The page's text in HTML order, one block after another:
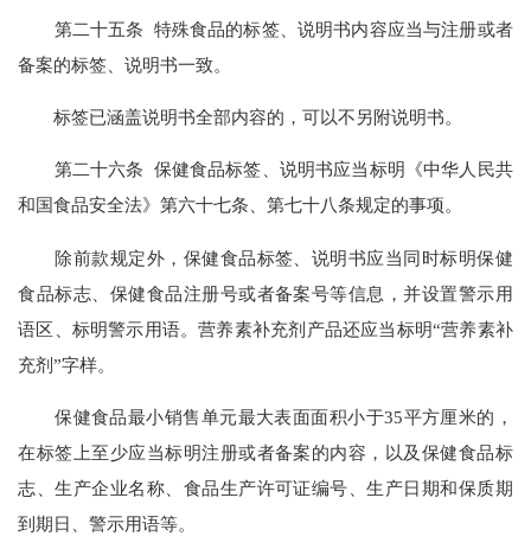
第二十五条 特殊食品的标签、说明书内容应当与注册或者
备案的标签、说明书一致。
标签已涵盖说明书全部内容的，可以不另附说明书。
第二十六条 保健食品标签、说明书应当标明《中华人民共
和国食品安全法》第六十七条、第七十八条规定的事项。
除前款规定外，保健食品标签、说明书应当同时标明保健
食品标志、保健食品注册号或者备案号等信息，并设置警示用
语区、标明警示用语。营养素补充剂产品还应当标明“营养素补
充剂”字样。
保健食品最小销售单元最大表面面积小于35平方厘米的，
在标签上至少应当标明注册或者备案的内容，以及保健食品标
志、生产企业名称、食品生产许可证编号、生产日期和保质期
到期日、警示用语等。